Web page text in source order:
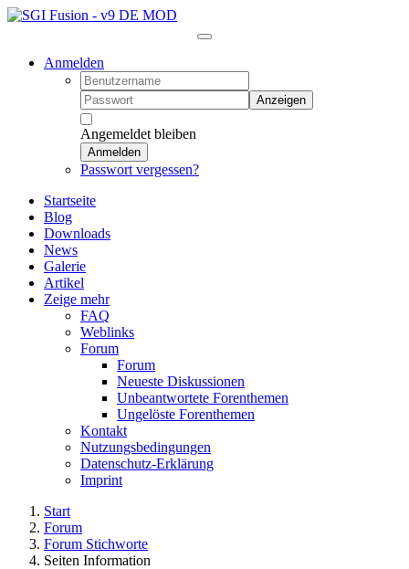
Anmelden
Anzeigen
Angemeldet bleiben
Anmelden
Passwort vergessen?
Startseite
Blog
Downloads
News
Galerie
Artikel
Zeige mehr
FAQ
Weblinks
Forum
Forum
Neueste Diskussionen
Unbeantwortete Forenthemen
Ungelöste Forenthemen
Kontakt
Nutzungsbedingungen
Datenschutz-Erklärung
Imprint
Start
Forum
Forum Stichworte
Seiten Information